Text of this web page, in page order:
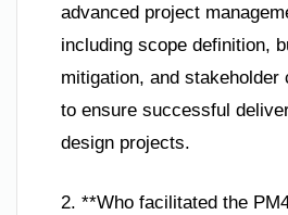
advanced project
including scope definition,
mitigation, and stakeholder
to ensure successful
design projects.
2. **Who facilitated the